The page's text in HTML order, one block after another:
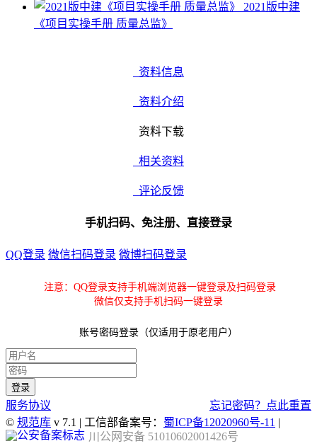
2021版中建
《项目实操手册 质量总监》
资料信息
资料介绍
资料下载
相关资料
评论反馈
手机扫码、免注册、直接登录
QQ登录 微信扫码登录 微博扫码登录
注意：QQ登录支持手机端浏览器一键登录及扫码登录
微信仅支持手机扫码一键登录
账号密码登录（仅适用于原老用户）
服务协议
忘记密码？点此重置
© 规范库 v 7.1 | 工信部备案号： 蜀ICP备12020960号-11 |
川公网安备 51010602001426号